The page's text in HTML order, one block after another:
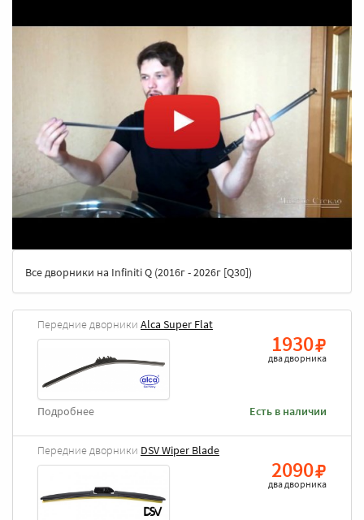
Все дворники на Infiniti Q (2016г - 2026г [Q30])
Передние дворники Alca Super Flat
1930
два дворника
Есть в наличии
Подробнее
Передние дворники DSV Wiper Blade
2090
два дворника